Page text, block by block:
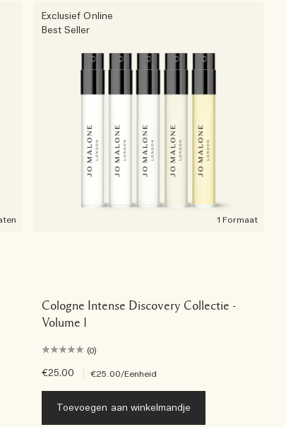
Exclusief Online
Best Seller
1 Formaat
Cologne Intense Discovery Collectie -
Volume 1
(0)
€25.00 €25.00/Eenheid
Toevoegen aan winkelmandje